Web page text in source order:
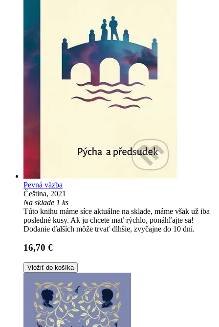
Pevná väzba
Čeština, 2021
Na sklade 1 ks
Túto knihu máme síce aktuálne na sklade, máme však už iba
posledné kusy. Ak ju chcete mať rýchlo, ponáhľajte sa!
Dodanie ďalších môže trvať dlhšie, zvyčajne do 10 dní.
16,70 €
Vložiť do košíka